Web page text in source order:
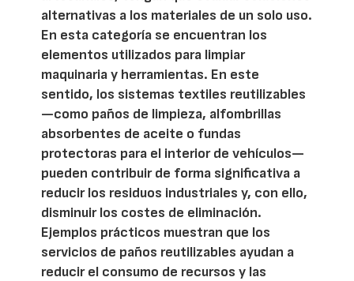
alternativas a los materiales de un solo uso.
En esta categoría se encuentran los
elementos utilizados para limpiar
maquinaria y herramientas. En este
sentido, los sistemas textiles reutilizables
—como paños de limpieza, alfombrillas
absorbentes de aceite o fundas
protectoras para el interior de vehículos—
pueden contribuir de forma significativa a
reducir los residuos industriales y, con ello,
disminuir los costes de eliminación.
Ejemplos prácticos muestran que los
servicios de paños reutilizables ayudan a
reducir el consumo de recursos y las